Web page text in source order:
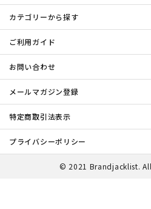
カテゴリーから探す
ご利用ガイド
お問い合わせ
メールマガジン登録
特定商取引法表示
プライバシーポリシー
© 2021 Brandjacklist.